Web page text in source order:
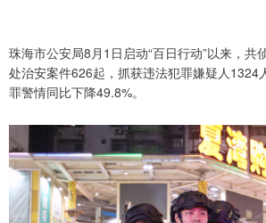
珠海市公安局8月1日启动“百日行动”以来，共
处治安案件626起，抓获违法犯罪嫌疑人1324
罪警情同比下降49.8%。